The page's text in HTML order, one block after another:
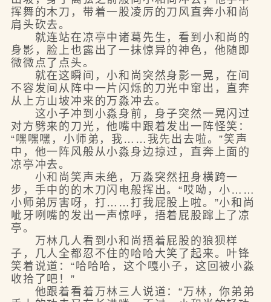
挥舞的木刀，带着一股凌厉的刀风直奔小和尚
肩头砍去。
就连站在凉亭中诸葛先生，看到小和尚的
身影，脸上也露出了一抹惊异的神色，他随即
微微点了点头。
就在这瞬间，小和尚突然身影一晃，在间
不容发间从阵中一片闪烁的刀光中窜出，直奔
从上方山坡冲来的万淼冲去。
这小子冲到小淼身前，身子突然一晃闪过
对方劈来的刀光，他嘴中跟着发出一阵怪笑：
“嘿嘿嘿，小师弟，我……我先出去啦。”笑声
中，他一阵风般从小淼身边掠过，直奔上面的
凉亭冲去。
小和尚笑声未绝，万淼突然扭身横跨一
步，手中的的木刀闪电般挥出。“哎呦，小……
小师弟厉害呀，打……打我屁股上啦。”小和尚
呲牙咧嘴的发出一声惊呼，捂着屁股蹿上了凉
亭。
万林几人看到小和尚捂着屁股的狼狈样
子，几人全都忍不住的哈哈大笑了起来。叶锋
笑着说道：“哈哈哈，这个嘎小子，这回被小淼
收拾了吧！”
他跟着看着万林三人说道：“万林，你弟弟